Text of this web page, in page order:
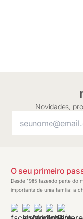
Novidades,
O seu primeiro
Desde 1985 fazendo parte do
importante de uma família: a